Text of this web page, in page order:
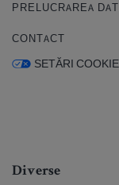
PRELUCRAREA
CONTACT
SETĂRI COOKIE
Diverse